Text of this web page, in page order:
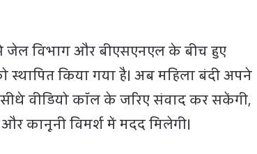
जेल विभाग और बीएसएनएल के बीच हुए
किया गया है। अब महिला बंदी अपने
वीडियो कॉल के जरिए संवाद कर सकेंगी,
कानूनी विमर्श में मदद मिलेगी।